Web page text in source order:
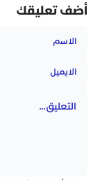
أضف تعليقك